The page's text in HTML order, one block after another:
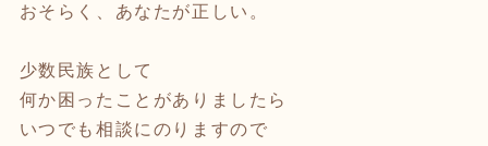
おそらく、あなたが正しい。
少数民族として
何か困ったことがありましたら
いつでも相談にのりますので